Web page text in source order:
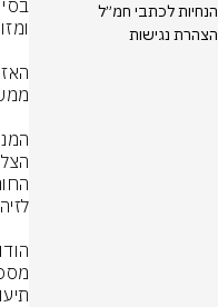
הנחיות לכתבי חמ״ל
הצהרת נגישות